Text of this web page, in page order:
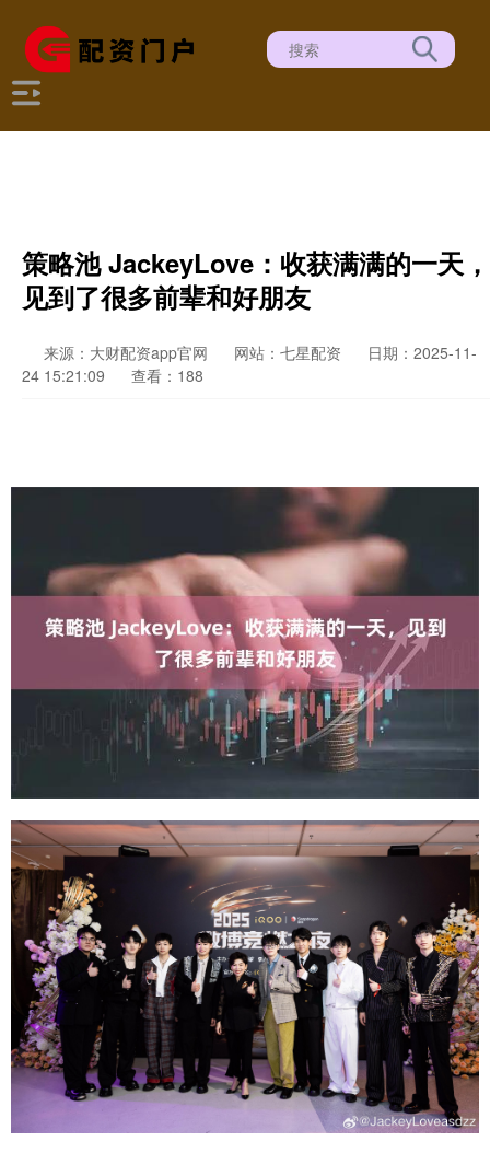
策略池 JackeyLove：收获满满的一天，
见到了很多前辈和好朋友
来源：大财配资app官网 网站：七星配资
日期：2025-11-
24 15:21:09
查看：188